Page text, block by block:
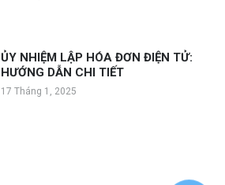
ỦY NHIỆM LẬP HÓA ĐƠN ĐIỆN TỬ:
HƯỚNG DẪN CHI TIẾT
17 Tháng 1, 2025